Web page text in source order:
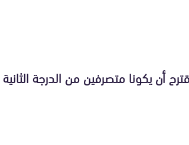
أن يكونا متصرفين من الدرجة